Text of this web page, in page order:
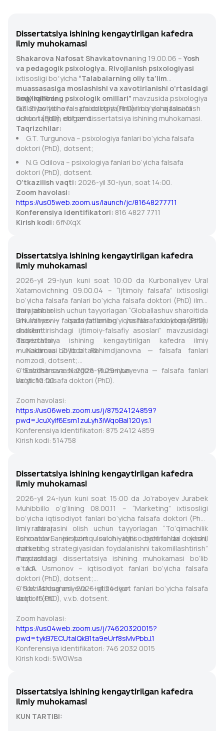
Dissertatsiya ishining kengaytirilgan kafedra
ilmiy muhokamasi
Shakarova Nafosat Shavkatovnaning 19.00.06 – Yosh
va pedagogik psixologiya. Rivojlanish psixologiyasi
ixtisosligi boʻyicha “Talabalarning oliy ta’lim
muassasasiga moslashishi va xavotirlanishi o‘rtasidagi
bog‘liqlikning psixologik omillari” mavzusida psixologiya
fanlari bo‘yicha falsafa doktori (PhD) ilmiy darajasini olish
uchun taqdim etilgan dissertatsiya ishining muhokamasi.
Ilmiy rahbar:
G.Z. Ziyavitdinova – psixologiya fanlari bo‘yicha falsafa
doktori (PhD), dotsent.
Taqrizchilar:
G.T. Turgunova – psixologiya fanlari bo‘yicha falsafa
doktori (PhD), dotsent;
N.G. Odilova – psixologiya fanlari bo‘yicha falsafa
doktori (PhD), dotsent.
O‘tkazilish vaqti: 2026-yil 30-iyun, soat 14:00.
Zoom havolasi:
https://us05web.zoom.us/launch/jc/81648277711
Konferensiya identifikatori: 816 4827 7711
Kirish kodi: 6fNXqX
Dissertatsiya ishining kengaytirilgan kafedra
ilmiy muhokamasi
2026-yil 29-iyun kuni soat 10:00 da Kurbonaliyev Ural
Xatamovichning 09.00.04 – “Ijtimoiy falsafa” ixtisosligi
bo‘yicha falsafa fanlari bo‘yicha falsafa doktori (PhD) ilmiy
darajasini olish uchun tayyorlagan “Globallashuv sharoitida
umuminsoniy qadriyatlarning yoshlar dunyoqarashini
shakllantirishdagi ijtimoiy-falsafiy asoslari” mavzusidagi
dissertatsiya ishining kengaytirilgan kafedra ilmiy
muhokamasi bo‘lib o‘tadi.
Ilmiy rahbar:
B.N. Valiyev — falsafa fanlari bo‘yicha falsafa doktori (PhD),
dotsent.
Taqrizchilar:
• Kadirova Ziyoda Rahimdjanovna — falsafa fanlari
nomzodi, dotsent;
• Eshchanova Nargiza Ruzumbayevna — falsafa fanlari
bo‘yicha falsafa doktori (PhD).
O‘tkazilish sanasi: 2026-yil 29-iyun
Vaqti: 10:00
Zoom havolasi:
https://us06web.zoom.us/j/87524124859?
pwd=JcuXylf6Esm1zuLyh3iWqoBal120ys.1
Konferensiya identifikatori: 875 2412 4859
Kirish kodi: 514758
Dissertatsiya ishining kengaytirilgan kafedra
ilmiy muhokamasi
2026-yil 24-iyun kuni soat 15:00 da Jo‘raboyev Jurabek
Muhibbillo o‘g‘lining 08.00.11 – “Marketing” ixtisosligi
bo‘yicha iqtisodiyot fanlari bo‘yicha falsafa doktori (PhD)
ilmiy darajasini olish uchun tayyorlagan “To‘qimachilik
korxonalari eksport salohiyatini oshirishda yashil
marketing strategiyasidan foydalanishni takomillashtirish”
mavzusidagi dissertatsiya ishining muhokamasi bo‘lib
o‘tadi.
Ilmiy rahbar:
Eshmatov Sanjar Azimqulovich – iqtisodiyot fanlari doktori,
dotsent.
Taqrizchilar:
• A.A. Usmonov – iqtisodiyot fanlari bo‘yicha falsafa
doktori (PhD), dotsent;
• S.M. Abdug‘aniyeva – iqtisodiyot fanlari bo‘yicha falsafa
doktori (PhD), v.v.b. dotsent.
O‘tkazilish sanasi: 2026-yil 24-iyun
Vaqti: 15:00
Zoom havolasi:
https://us04web.zoom.us/j/74620320015?
pwd=tykB7ECUtalQkB1ta9eUrf8sMvPbbJ.1
Konferensiya identifikatori: 746 2032 0015
Kirish kodi: 5W0Wsa
Dissertatsiya ishining kengaytirilgan kafedra
ilmiy muhokamasi
KUN TARTIBI: